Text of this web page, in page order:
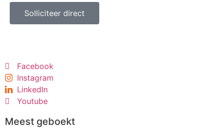
Solliciteer direct
Facebook
Instagram
LinkedIn
Youtube
Meest geboekt